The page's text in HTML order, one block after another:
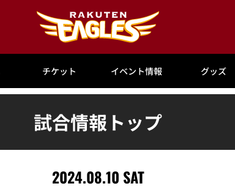
チケット イベント情報 グッズ
試合情報トップ
2024.08.10 SAT